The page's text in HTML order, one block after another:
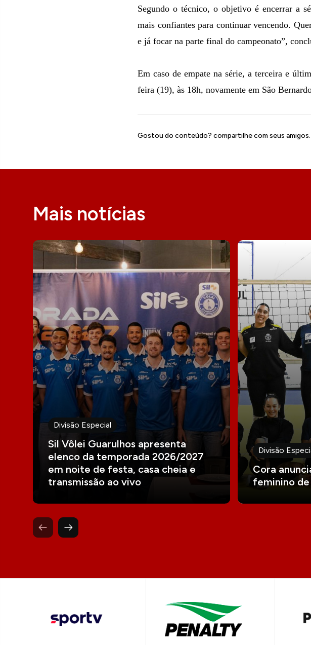
Segundo o técnico, o objetivo é encerrar a
mais confiantes para continuar vencendo.
e já focar na parte final do campeonato”,
Em caso de empate na série, a terceira e
feira (19), às 18h, novamente em São
Gostou do conteúdo? compartilhe com seus amigos.
Mais notícias
Divisão Especial
Sil Vôlei Guarulhos apresenta
elenco da temporada 2026/2027
em noite de festa, casa cheia e
transmissão ao vivo
Divisão
Cora
feminino